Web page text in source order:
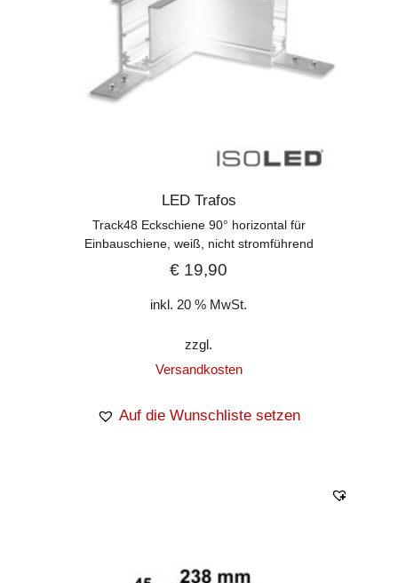
LED Trafos
Track48 Eckschiene 90° horizontal für
Einbauschiene, weiß, nicht stromführend
€ 19,90
inkl. 20 % MwSt.
zzgl.
Versandkosten
Auf die Wunschliste setzen